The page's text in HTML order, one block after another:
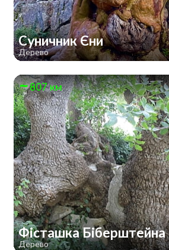
Суничник Єни
Дерево
807 км
Фісташка Біберштейна
Дерево